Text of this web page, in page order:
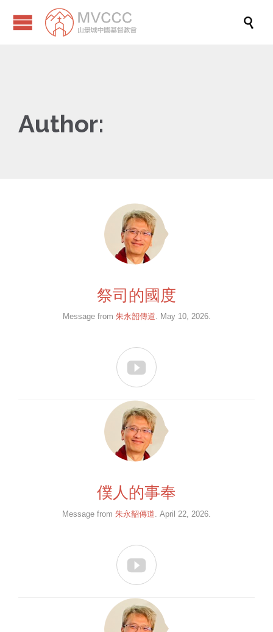

Author:
祭司的國度
Message from 朱永韶傳道. May 10, 2026.

僕人的事奉
Message from 朱永韶傳道 . April 22, 2026.
